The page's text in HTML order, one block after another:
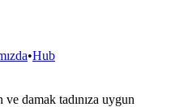
•Hub
damak tadınıza uygun